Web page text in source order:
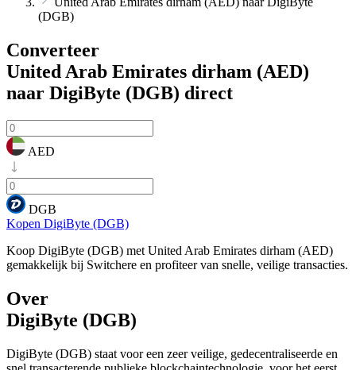
(DGB)
Converteer
United Arab Emirates dirham (AED)
naar DigiByte (DGB) direct
AED
DGB
Kopen DigiByte (DGB)
Koop DigiByte (DGB) met United Arab Emirates dirham (AED)
gemakkelijk bij Switchere en profiteer van snelle, veilige transacties.
Over
DigiByte (DGB)
DigiByte (DGB) staat voor een zeer veilige, gedecentraliseerde en